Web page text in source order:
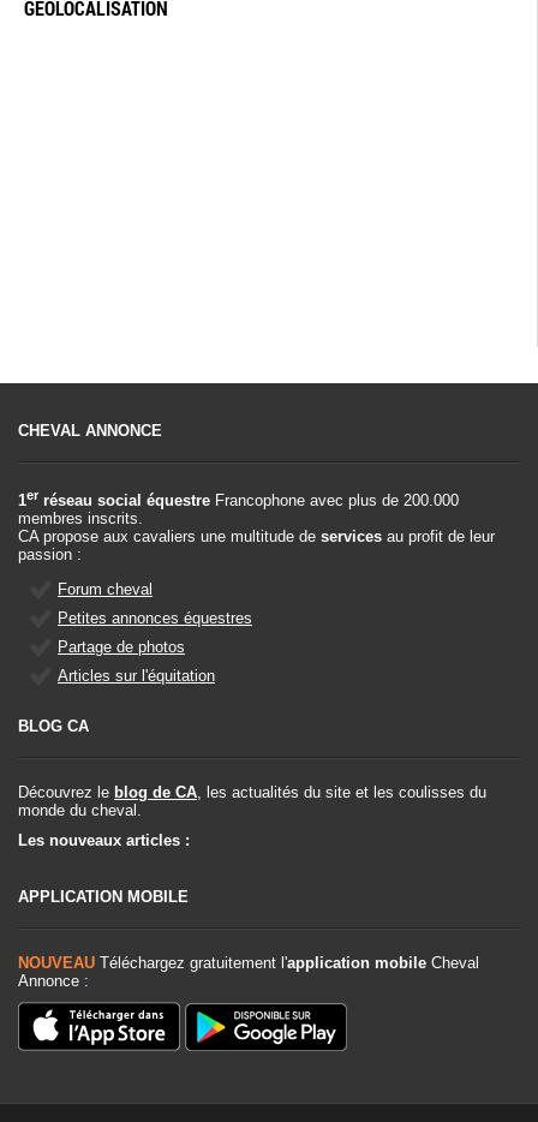
GÉOLOCALISATION
CHEVAL ANNONCE
1er réseau social équestre Francophone avec plus de 200.000
membres inscrits.
CA propose aux cavaliers une multitude de services au profit de leur
passion :
Forum cheval
Petites annonces équestres
Partage de photos
Articles sur l'équitation
BLOG CA
Découvrez le blog de CA, les actualités du site et les coulisses du
monde du cheval.
Les nouveaux articles :
APPLICATION MOBILE
NOUVEAU Téléchargez gratuitement l'application mobile Cheval
Annonce :